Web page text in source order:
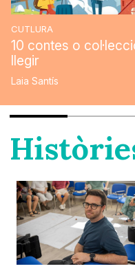
CUTLURA
10 contes o
llegir
Laia Santís